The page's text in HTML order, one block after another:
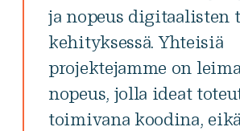
ja nopeus digitaalisten
kehityksessä. Yhteisiä
projektejamme on
nopeus, jolla ideat
toimivana koodina,